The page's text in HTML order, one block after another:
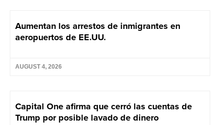
Aumentan los arrestos de inmigrantes en
aeropuertos de EE.UU.
AUGUST 4, 2026
Capital One afirma que cerró las cuentas de
Trump por posible lavado de dinero